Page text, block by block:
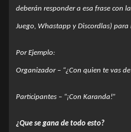
deberán responder a esa frase con
Juego, Whastapp y Discordlas)
Por Ejemplo:
Organizador – “¿Con quien te vas
Participantes – “¡Con Karanda!”
¿Que se gana de todo esto?